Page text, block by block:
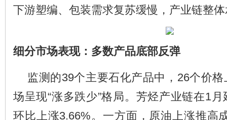
下游塑编、包装需求复苏缓慢，产业链整
细分市场表现：多数产品底部反弹
监测的39个主要石化产品中，26个价
场呈现“涨多跌少”格局。芳烃产业链在1
环比上涨3.66%。一方面，原油上涨推高